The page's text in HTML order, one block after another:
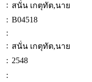
: สนั่น เกตุทัต,นาย
: B04518
:
: สนั่น เกตุทัต,นาย
: 2548
: